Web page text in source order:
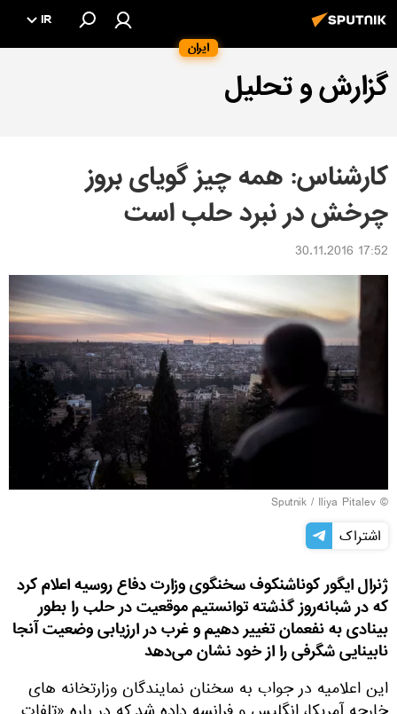
ایران
IR
گزارش و تحلیل
کارشناس: همه چیز گویای بروز
چرخش در نبرد حلب است
17:52 30.11.2016
© Sputnik / Iliya Pitalev
اشتراک
ژنرال ایگور کوناشنکوف سخنگوی وزارت دفاع روسیه اعلام کرد
که در شبانه‌روز گذشته توانستیم موقعیت در حلب را بطور
بینادی به نفعمان تغییر دهیم و غرب در ارزیابی وضعیت آنجا
نابینایی شگرفی را از خود نشان می‌دهد
این اعلامیه در جواب به سخنان نمایندگان وزارتخانه های